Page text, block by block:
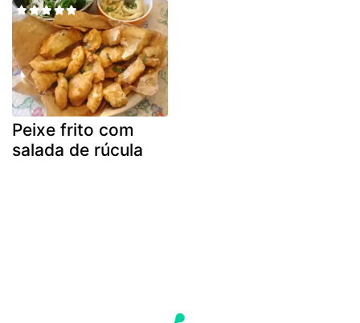
Peixe frito com
salada de rúcula